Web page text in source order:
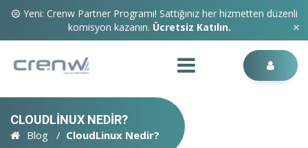
Yeni: Crenw Partner Programı! Sattığınız her hizmetten düzenli
komisyon kazanın. Ücretsiz Katılın.
CLOUDLINUX NEDIR?
Blog CloudLinux Nedir?